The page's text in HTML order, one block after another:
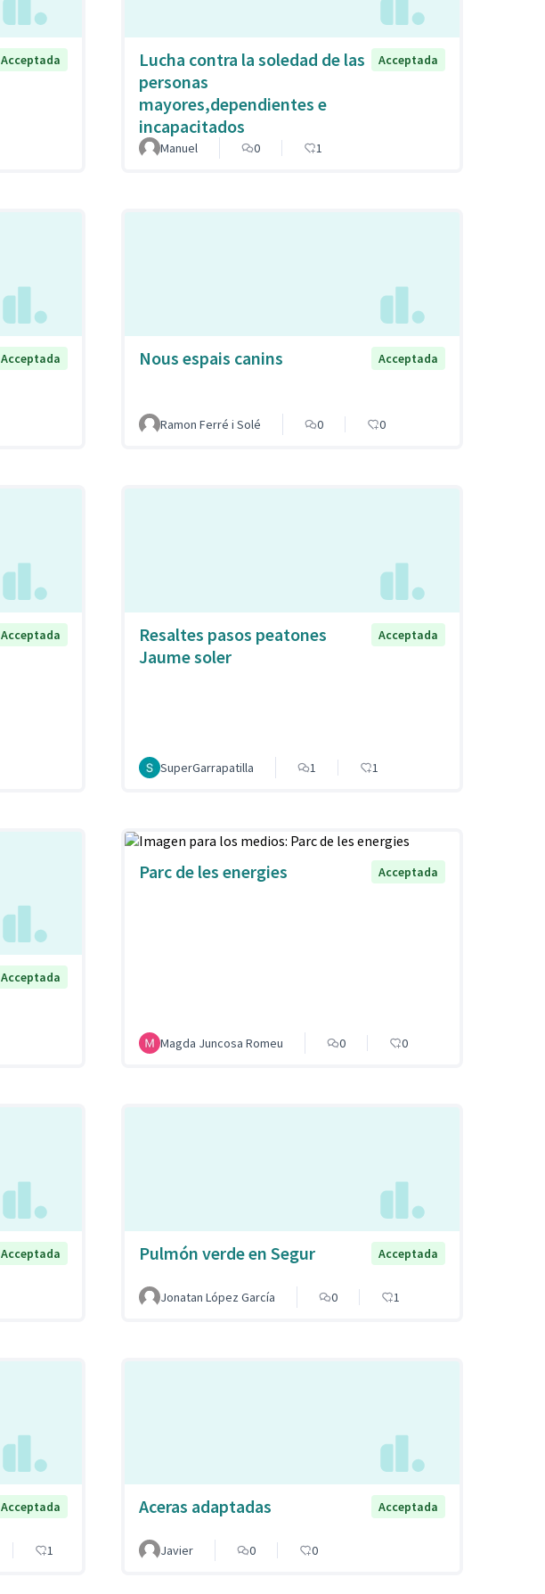
Acceptada
Lucha contra la soledad de las
personas
mayores,dependientes e
incapacitados
Acceptada
Manuel 0 1
Acceptada Nous espais canins Acceptada
Ramon Ferré i Solé 0 0
Acceptada
Resaltes pasos peatones
Jaume soler
Acceptada
SuperGarrapatilla 1 1
Acceptada
Parc de les energies Acceptada
Magda Juncosa Romeu 0 0
Acceptada Pulmón verde en Segur Acceptada
Jonatan López García 0 1
Acceptada
1
Aceras adaptadas Acceptada
Javier 0 0